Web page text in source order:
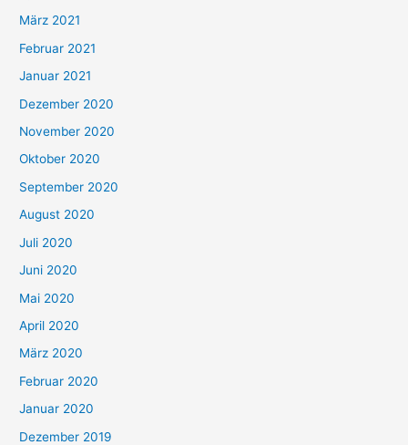
März 2021
Februar 2021
Januar 2021
Dezember 2020
November 2020
Oktober 2020
September 2020
August 2020
Juli 2020
Juni 2020
Mai 2020
April 2020
März 2020
Februar 2020
Januar 2020
Dezember 2019